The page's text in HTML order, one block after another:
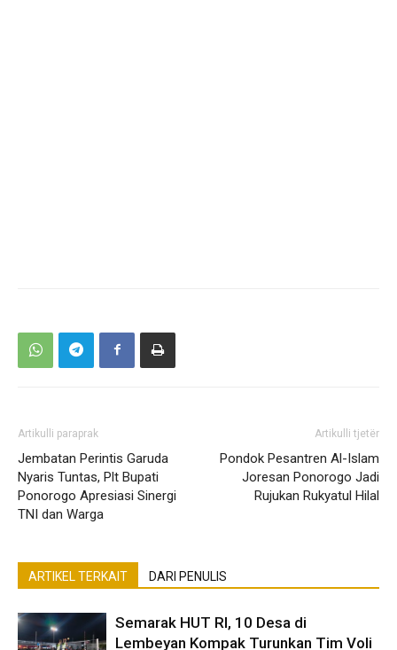
Artikulli paraprak
Jembatan Perintis Garuda
Nyaris Tuntas, Plt Bupati
Ponorogo Apresiasi Sinergi
TNI dan Warga
Artikulli tjetër
Pondok Pesantren Al-Islam
Joresan Ponorogo Jadi
Rujukan Rukyatul Hilal
ARTIKEL TERKAIT DARI PENULIS
Semarak HUT RI, 10 Desa di
Lembeyan Kompak Turunkan Tim Voli